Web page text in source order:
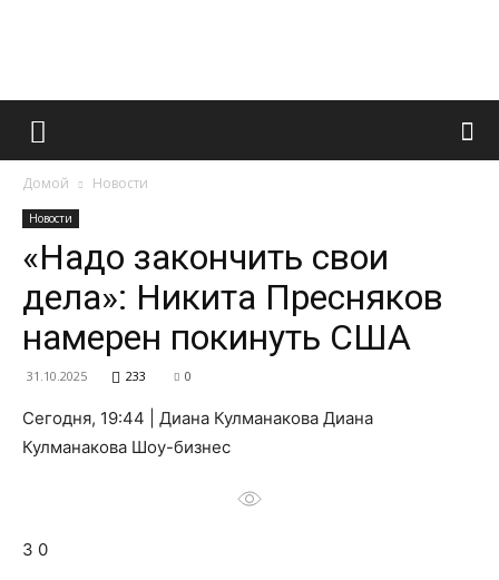
Французский
и
о
Домой Новости
Новости
«Надо закончить свои
дела»: Никита Пресняков
намерен покинуть США
31.10.2025 233 0
Сегодня, 19:44 | Диана Кулманакова Диана
Кулманакова Шоу-бизнес
3 0